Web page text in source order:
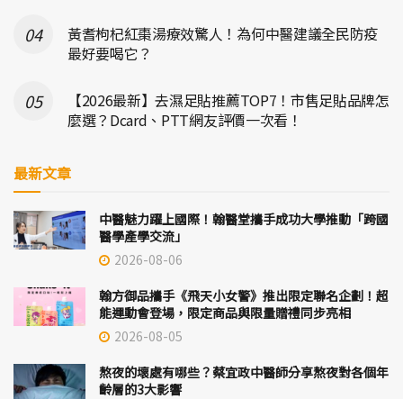
黃耆枸杞紅棗湯療效驚人！為何中醫建議全民防疫
最好要喝它？
【2026最新】去濕足貼推薦TOP7！市售足貼品牌怎
麼選？Dcard、PTT網友評價一次看！
最新文章
中醫魅力躍上國際！翰醫堂攜手成功大學推動「跨國
醫學產學交流」
2026-08-06
翰方御品攜手《飛天小女警》推出限定聯名企劃！超
能運動會登場，限定商品與限量贈禮同步亮相
2026-08-05
熬夜的壞處有哪些？蔡宜政中醫師分享熬夜對各個年
齡層的3大影響